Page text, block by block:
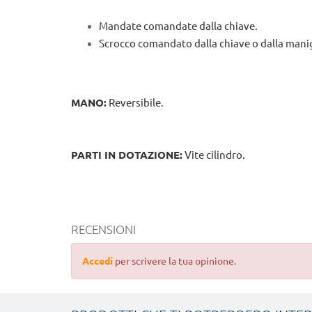
Mandate comandate dalla chiave.
Scrocco comandato dalla chiave o dalla
MANO: Reversibile.
PARTI IN DOTAZIONE:Vite cilindro.
RECENSIONI
Accedi per scrivere la tua opinione.